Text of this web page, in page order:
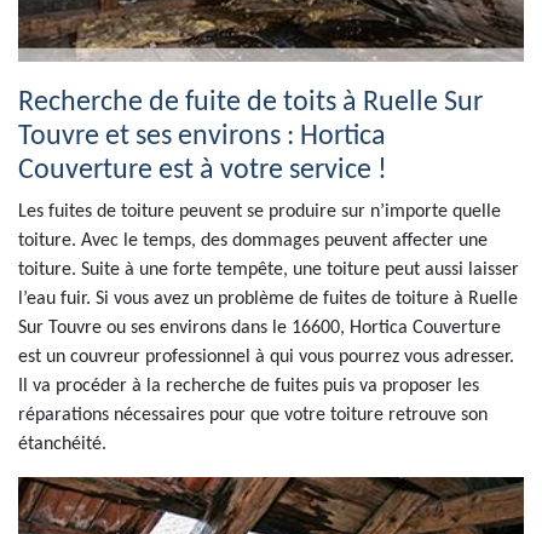
Recherche de fuite de toits à Ruelle Sur
Touvre et ses environs : Hortica
Couverture est à votre service !
Les fuites de toiture peuvent se produire sur n’importe quelle
toiture. Avec le temps, des dommages peuvent affecter une
toiture. Suite à une forte tempête, une toiture peut aussi laisser
l’eau fuir. Si vous avez un problème de fuites de toiture à Ruelle
Sur Touvre ou ses environs dans le 16600, Hortica Couverture
est un couvreur professionnel à qui vous pourrez vous adresser.
Il va procéder à la recherche de fuites puis va proposer les
réparations nécessaires pour que votre toiture retrouve son
étanchéité.